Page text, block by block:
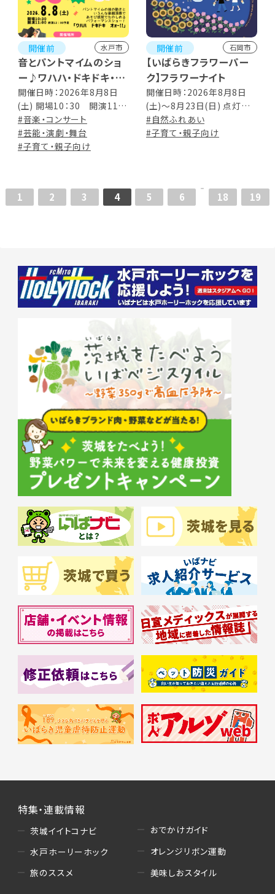
開催前 水戸市
音とパントマイムのショ
ー♪ワハハ・ドキドキ・オ
ォー!!
開催日時：2026年8月8日
(土) 開場10：30 開演11：
00 上演時間 ：約50分
#音楽・コンサート
#芸能・演劇・舞台
#子育て・親子向け
開催前 石岡市
【いばらきフラワーパー
ク】フラワーナイト
開催日時：2026年8月8日
(土)～8月23日(日) 点灯
18:00 ※開園時間13:00～
20:30(最終入園20:00)
#自然ふれあい
#子育て・親子向け
1 2 3 4 5 6 18 19
特集・連載情報
茨城イイトコナビ
水戸ホーリーホック
旅のススメ
おでかけガイド
オレンジリボン運動
美味しおスタイル